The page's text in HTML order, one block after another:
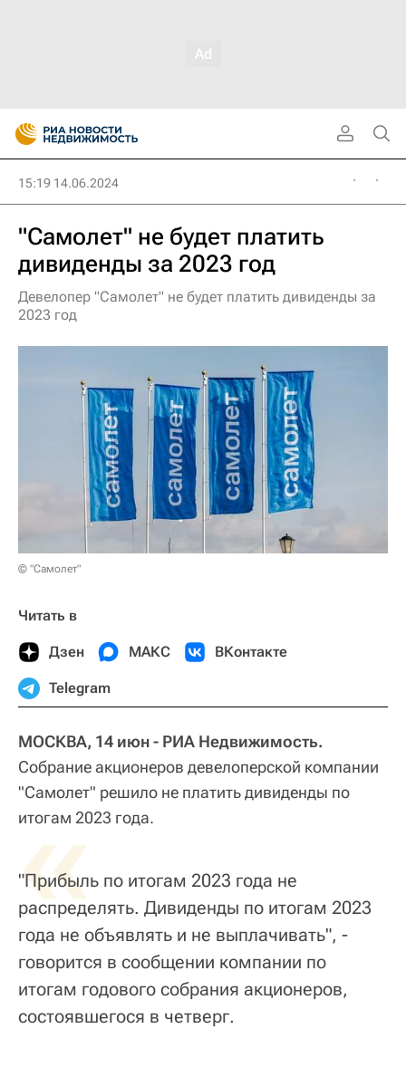
15:19 14.06.2024
"Самолет" не будет платить
дивиденды за 2023 год
Девелопер "Самолет" не будет платить дивиденды за
2023 год
© "Самолет"
Читать в
Дзен МАКС ВКонтакте
Telegram
МОСКВА, 14 июн - РИА Недвижимость.
Собрание акционеров девелоперской компании
"Самолет" решило не платить дивиденды по
итогам 2023 года.
«
"Прибыль по итогам 2023 года не
распределять. Дивиденды по итогам 2023
года не объявлять и не выплачивать", -
говорится в сообщении компании по
итогам годового собрания акционеров,
состоявшегося в четверг.